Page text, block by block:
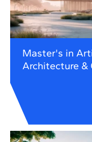
Master's in
Architecture &